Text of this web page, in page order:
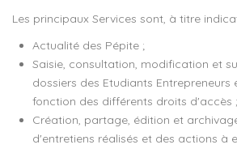
Les principaux Services sont, à titre
Actualité des Pépite ;
Saisie, consultation, modification et
dossiers des Etudiants Entrepreneurs
fonction des différents droits d'accès ;
Création, partage, édition et
d'entretiens réalisés et des actions à